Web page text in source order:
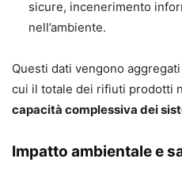
sicure, incenerimento
nell’ambiente.
Questi dati vengono
cui il totale dei rifiuti prodotti
capacità complessiva dei
Impatto ambientale e